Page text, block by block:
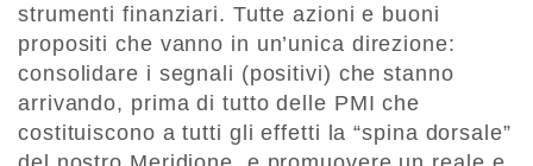
strumenti finanziari. Tutte azioni e buoni
propositi che vanno in un’unica direzione:
consolidare i segnali (positivi) che stanno
arrivando, prima di tutto delle PMI che
costituiscono a tutti gli effetti la “spina dorsale”